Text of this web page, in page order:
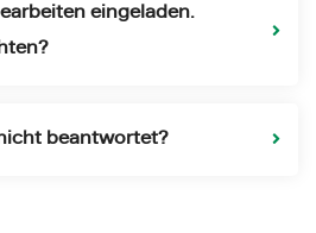
eingeladen.
beantwortet?